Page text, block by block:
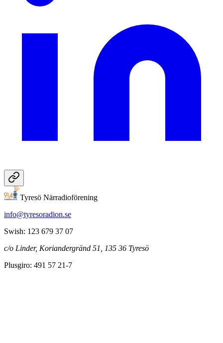
Tyresö Närradioförening
info@tyresoradion.se
Swish: 123 679 37 07
c/o Linder, Koriandergränd 51, 135 36 Tyresö
Plusgiro: 491 57 21-7